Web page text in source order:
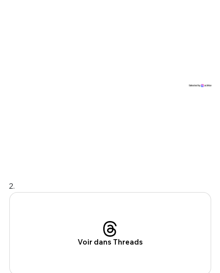
2.
Voir dans Threads